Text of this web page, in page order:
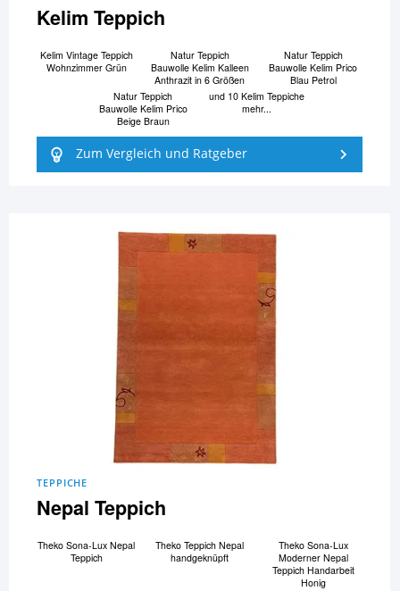
Kelim Teppich
Kelim Vintage Teppich
Wohnzimmer Grün
Natur Teppich
Bauwolle Kelim Kalleen
Anthrazit in 6 Größen
Natur Teppich
Bauwolle Kelim Prico
Blau Petrol
Natur Teppich
Bauwolle Kelim Prico
Beige Braun
und 10 Kelim Teppiche
mehr...
Zum Vergleich und Ratgeber
TEPPICHE
Nepal Teppich
Theko Sona-Lux Nepal
Teppich
Theko Teppich Nepal
handgeknüpft
Theko Sona-Lux
Moderner Nepal
Teppich Handarbeit
Honig